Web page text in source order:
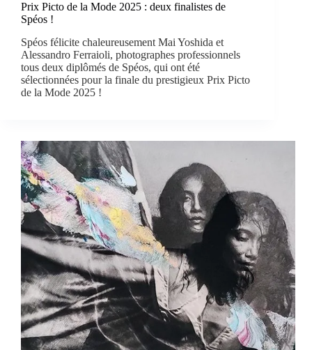
Prix Picto de la Mode 2025 : deux finalistes de
Spéos !
Spéos félicite chaleureusement Mai Yoshida et
Alessandro Ferraioli, photographes professionnels
tous deux diplômés de Spéos, qui ont été
sélectionnées pour la finale du prestigieux Prix Picto
de la Mode 2025 !